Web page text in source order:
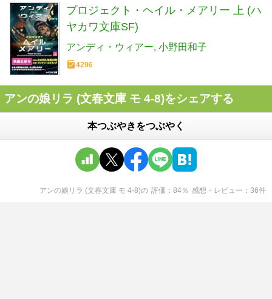
プロジェクト・ヘイル・メアリー 上 (ハ
ヤカワ文庫SF)
アンディ・ウィアー 小野田和子
4296
アンの娘リラ (文春文庫 モ 4-8)をシェアする
本つぶやきをつぶやく
アンの娘リラ (文春文庫 モ 4-8)の 評価 84％ 感想・レビュー 36件